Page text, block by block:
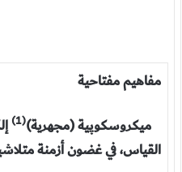
مفاهيم مفتاحية
ميكروسكوپية (مجهرية)(1)
القياس، في غضون أزمنة متلاشية القِصـَر